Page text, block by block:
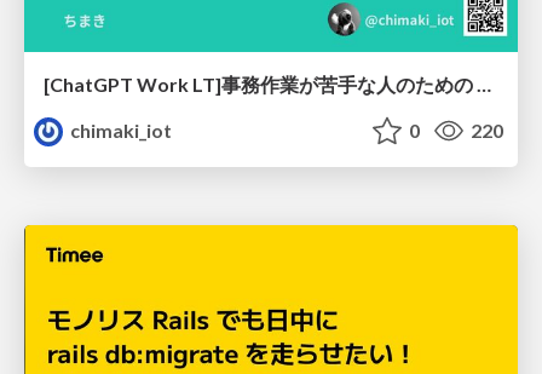
[ChatGPT Work LT]事務作業が苦手な人のための バックオフィスの「半」自動化
chimaki_iot
0 220